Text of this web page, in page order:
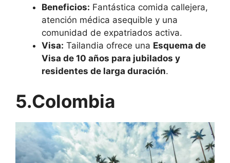
Beneficios: Fantástica comida callejera,
atención médica asequible y una
comunidad de expatriados activa.
Visa: Tailandia ofrece una Esquema de
Visa de 10 años para jubilados y
residentes de larga duración.
5.Colombia